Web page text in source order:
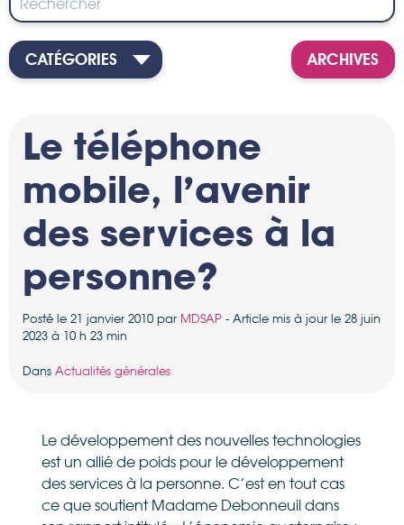
CATÉGORIES ARCHIVES
Le téléphone
mobile, l’avenir
des services à la
personne?
Posté le 21 janvier 2010 par MDSAP - Article mis à jour le 28 juin
2023 à 10 h 23 min
Dans Actualités générales
Le développement des nouvelles technologies
est un allié de poids pour le développement
des services à la personne. C’est en tout cas
ce que soutient Madame Debonneuil dans